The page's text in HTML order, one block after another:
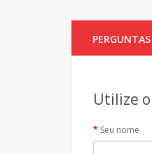
PERGUNTAS
Utilize
Seu nome